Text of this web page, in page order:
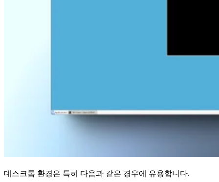
데스크톱 환경은 특히 다음과 같은 경우에 유용합니다.